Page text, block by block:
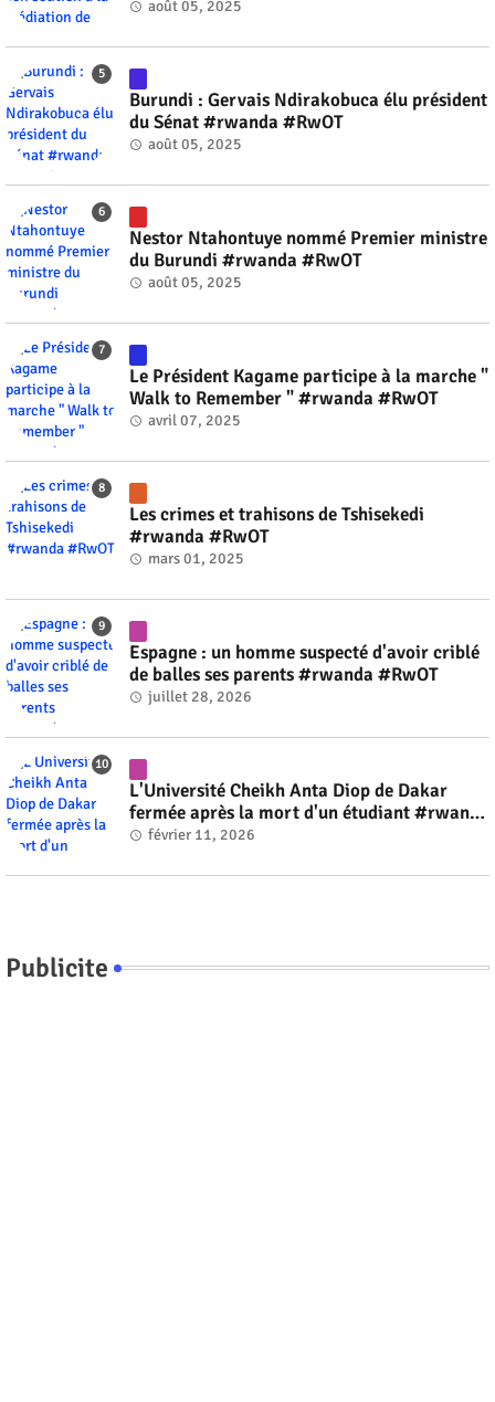
Gnassingbé #rwanda #RwOT
août 05, 2025
Burundi : Gervais Ndirakobuca élu président
du Sénat #rwanda #RwOT
août 05, 2025
Nestor Ntahontuye nommé Premier ministre
du Burundi #rwanda #RwOT
août 05, 2025
Le Président Kagame participe à la marche "
Walk to Remember " #rwanda #RwOT
avril 07, 2025
Les crimes et trahisons de Tshisekedi
#rwanda #RwOT
mars 01, 2025
Espagne : un homme suspecté d'avoir criblé
de balles ses parents #rwanda #RwOT
juillet 28, 2026
L'Université Cheikh Anta Diop de Dakar
fermée après la mort d'un étudiant #rwanda
#RwOT
février 11, 2026
Publicite